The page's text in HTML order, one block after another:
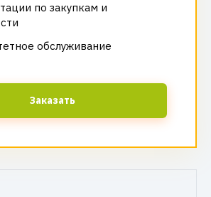
по закупкам и
обслуживание
Заказать